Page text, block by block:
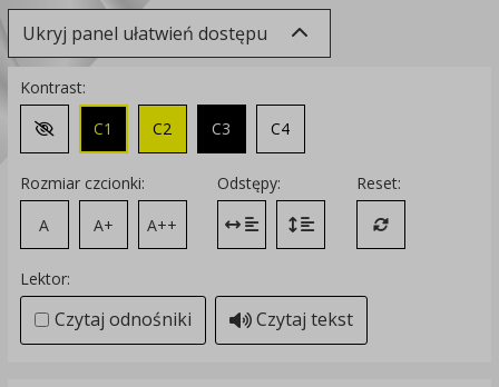
Ukryj panel ułatwień dostępu
Kontrast:
Zmień kontrast na domyślny
C1 C2 C3 C4
Rozmiar czcionki:
A
A+ A++
Odstępy:
Zmień odstęp między literami
Zmień interlinię i margines
Reset:
Przywróć
Lektor:
Czytaj odnośniki Czytaj tekst